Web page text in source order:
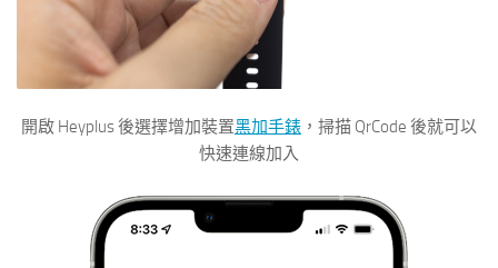
開啟 Heyplus 後選擇增加裝置黑加手錶 ，掃描 QrCode 後就可以
快速連線加入